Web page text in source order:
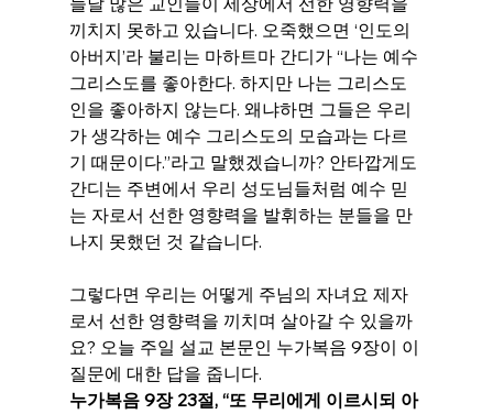
끼치지 못하고 있습니다. 오죽했으면 ‘인도의
아버지’라 불리는 마하트마 간디가 “나는 예수
그리스도를 좋아한다. 하지만 나는 그리스도
인을 좋아하지 않는다. 왜냐하면 그들은 우리
가 생각하는 예수 그리스도의 모습과는 다르
기 때문이다.”라고 말했겠습니까? 안타깝게도
간디는 주변에서 우리 성도님들처럼 예수 믿
는 자로서 선한 영향력을 발휘하는 분들을 만
나지 못했던 것 같습니다.
그렇다면 우리는 어떻게 주님의 자녀요 제자
로서 선한 영향력을 끼치며 살아갈 수 있을까
요? 오늘 주일 설교 본문인 누가복음 9장이 이
질문에 대한 답을 줍니다.
누가복음 9장 23절, “또 무리에게 이르시되 아